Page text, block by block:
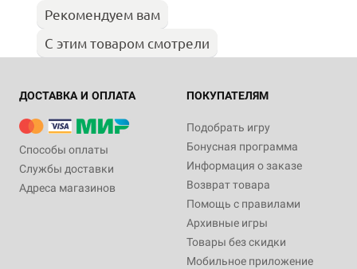
Рекомендуем вам
С этим товаром смотрели
ДОСТАВКА И ОПЛАТА
Способы оплаты
Службы доставки
Адреса магазинов
ПОКУПАТЕЛЯМ
Подобрать игру
Бонусная программа
Информация о заказе
Возврат товара
Помощь с правилами
Архивные игры
Товары без скидки
Мобильное приложение